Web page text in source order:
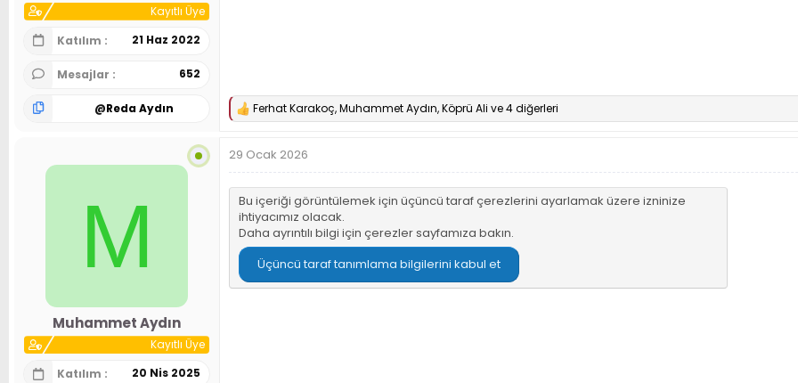
Kayıtlı Üye
Katılım
21 Haz 2022
Mesajlar 652
@Reda Aydın
T
k
i
l
e
Ferhat Karakoç,Muhammet Aydın,Köprü Ali ve 4 diğerleri
M
Muhammet Aydın
Kayıtlı Üye
Katılım
20 Nis 2025
29 Ocak 2026
Bu içeriği görüntülemek için üçüncü taraf çerezlerini ayarlamak üzere izninize
ihtiyacımız olacak.
Daha ayrıntılı bilgi için çerezler sayfamıza bakın.
Üçüncü taraf tanımlama bilgilerini kabul et